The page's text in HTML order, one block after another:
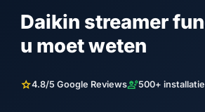
Daikin streamer
u moet weten
star4.8/5 Google Reviewsengineering500+